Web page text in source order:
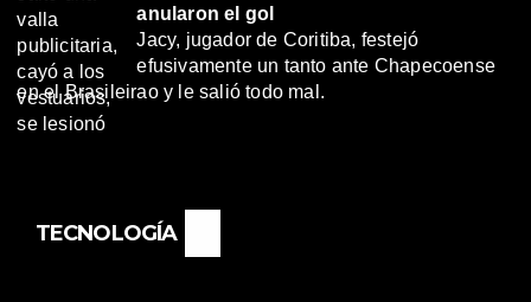
anularon el gol
Jacy, jugador de Coritiba, festejó
efusivamente un tanto ante Chapecoense
en el Brasileirao y le salió todo mal.
TECNOLOGÍA